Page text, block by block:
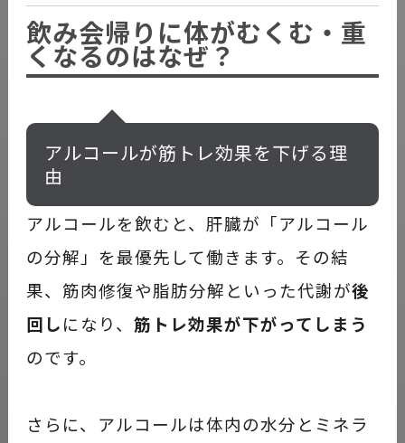
飲み会帰りに体がむくむ・重
くなるのはなぜ？
アルコールが筋トレ効果を下げる理
由
アルコールを飲むと、肝臓が「アルコール
の分解」を最優先して働きます。その結
果、筋肉修復や脂肪分解といった代謝が後
回しになり、 筋トレ効果が下がってしまう
のです。
さらに、アルコールは体内の水分とミネラ